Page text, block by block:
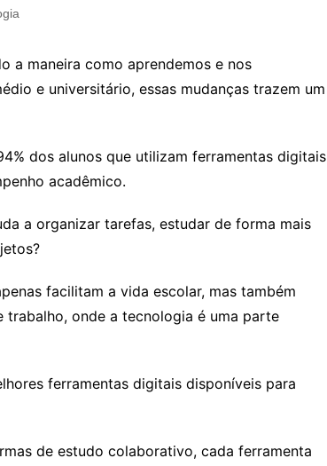
a maneira como aprendemos e nos
e universitário, essas mudanças trazem um
dos alunos que utilizam ferramentas digitais
acadêmico.
a organizar tarefas, estudar de forma mais
facilitam a vida escolar, mas também
onde a tecnologia é uma parte
ferramentas digitais disponíveis para
de estudo colaborativo, cada ferramenta